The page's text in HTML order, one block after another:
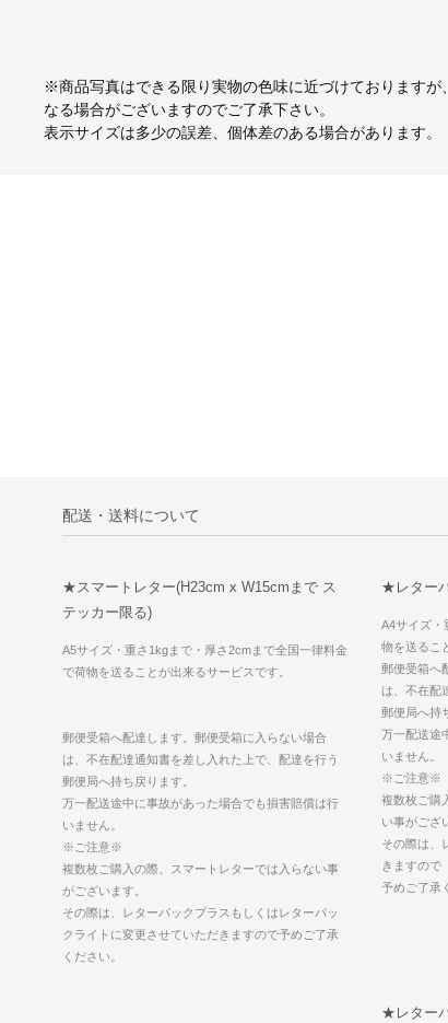
※商品写真はできる限り実物の色味に近づけております
なる場合がございますのでご了承下さい。
表示サイズは多少の誤差、個体差のある場合があります。
配送・送料について
★スマートレター(H23cm x W15cmまで ス
テッカー限る)
A5サイズ・重さ1kgまで・厚さ2cmまで全国一律料金
で荷物を送ることが出来るサービスです。
郵便受箱へ配達します。郵便受箱に入らない場合
は、不在配達通知書を差し入れた上で、配達を行う
郵便局へ持ち戻ります。
万一配送途中に事故があった場合でも損害賠償は行
いません。
※ご注意※
複数枚ご購入の際、スマートレターでは入らない事
がございます。
その際は、レターパックプラスもしくはレターパッ
クライトに変更させていただきますので予めご了承
ください。
★レター
A4サイズ・
物を送るこ
郵便受箱へ
は、不在配
郵便局へ持
万一配送途
いません。
※ご注意※
複数枚ご購
い事がござ
その際は、
きますので
予めご了承
★レター